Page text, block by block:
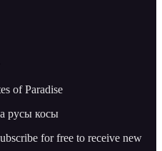
of Paradise
русы косы
for free to receive new